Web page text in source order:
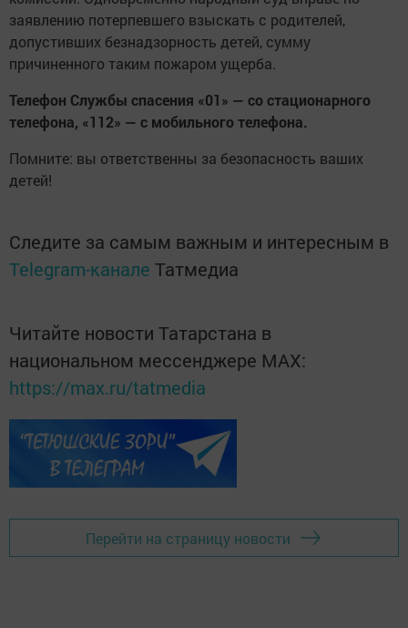
заявлению потерпевшего взыскать с родителей,
допустивших безнадзорность детей, сумму
причиненного таким пожаром ущерба.
Телефон Службы спасения «01» — со стационарного
телефона, «112» — с мобильного телефона.
Помните: вы ответственны за безопасность ваших
детей!
Следите за самым важным и интересным в
Telegram-канале Татмедиа
Читайте новости Татарстана в
национальном мессенджере MАХ:
https://max.ru/tatmedia
Перейти на страницу новости